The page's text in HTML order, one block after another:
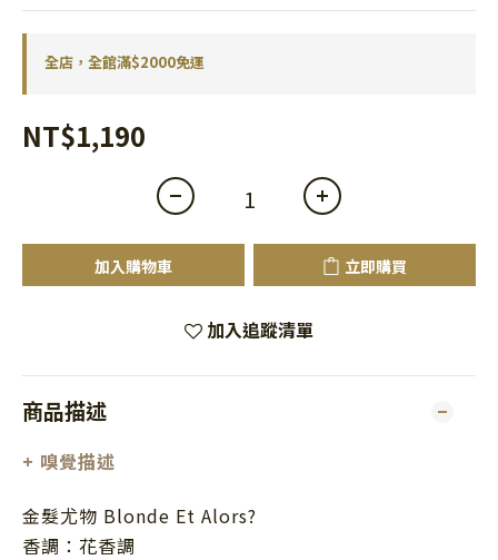
全店，全館滿$2000免運
NT$1,190
加入購物車 立即購買
加入追蹤清單
商品描述
+ 嗅覺描述
金髮尤物 Blonde Et Alors?
香調：花香調